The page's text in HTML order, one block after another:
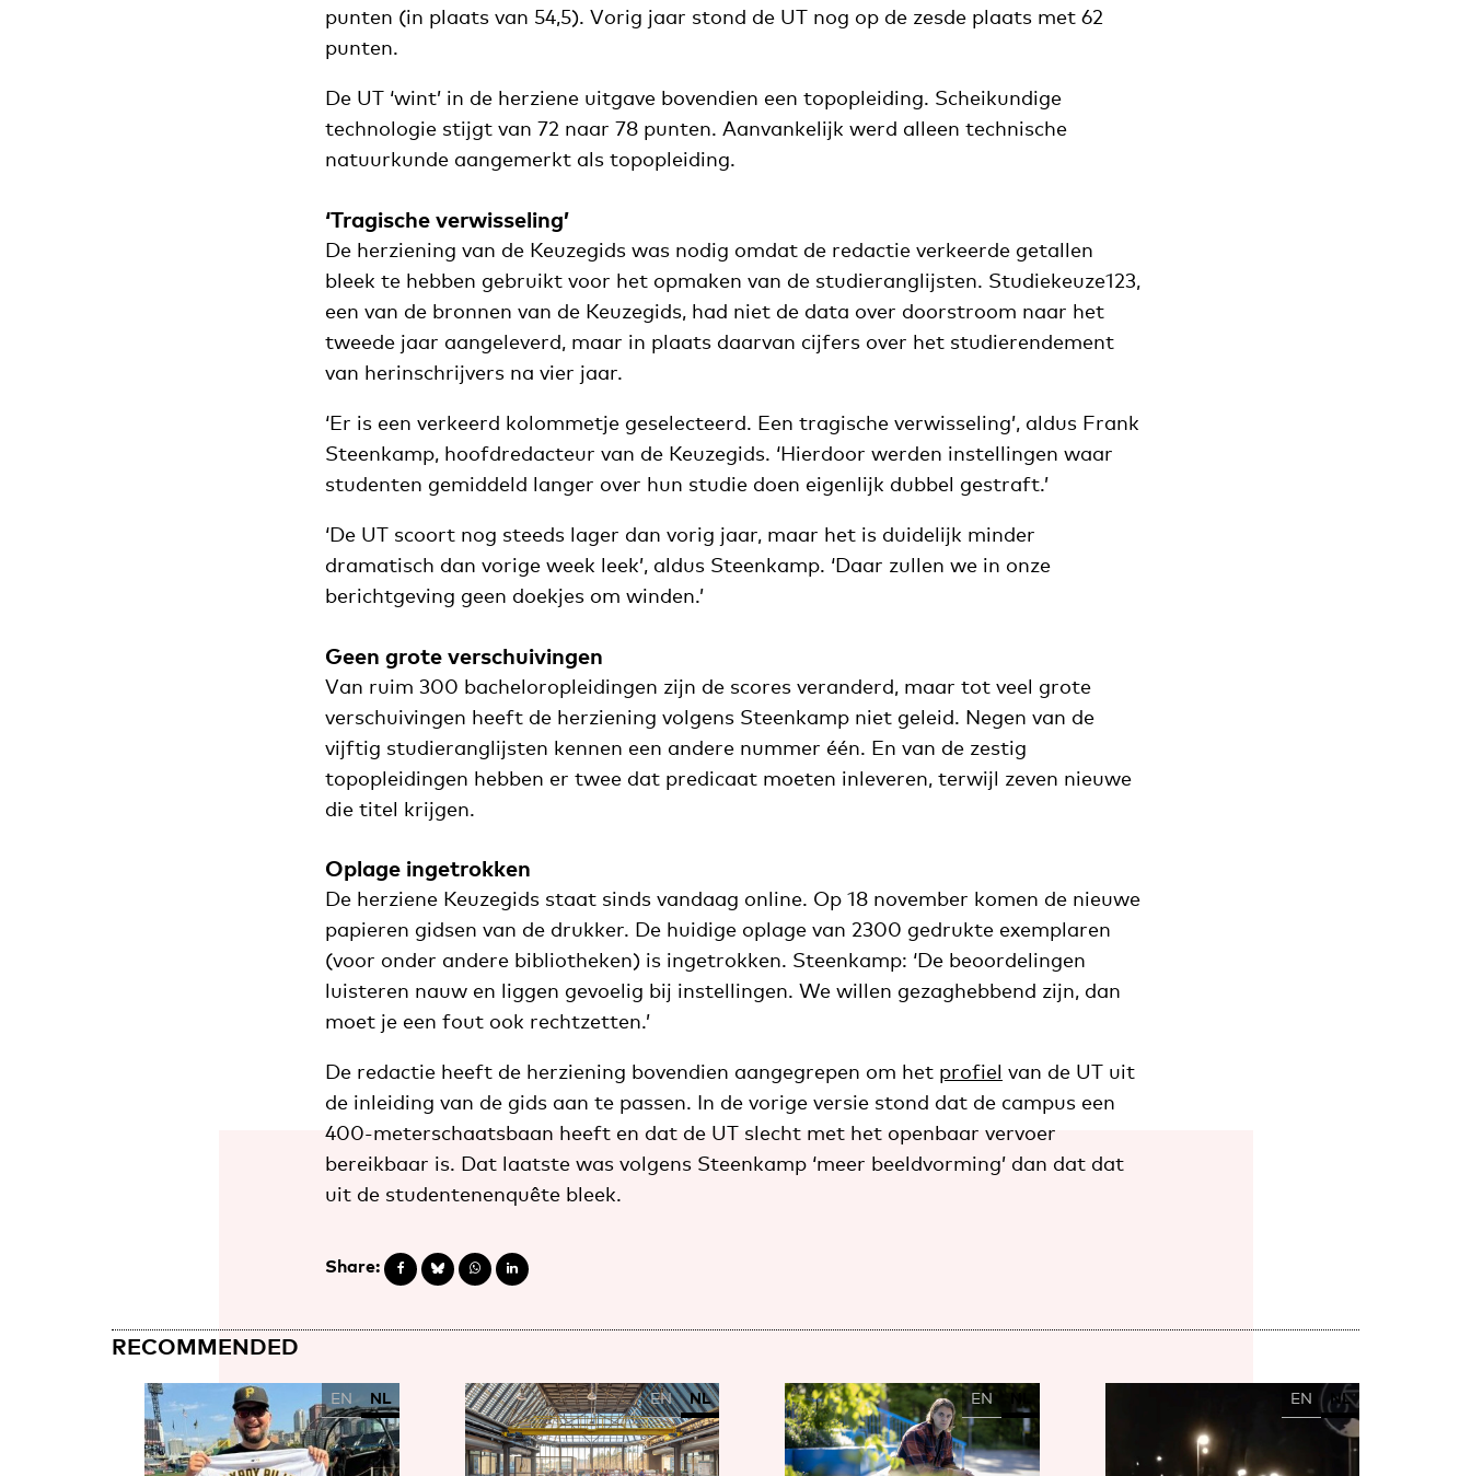
punten (in plaats van 54,5). Vorig jaar stond de UT nog op de zesde plaats met 62
punten.
De UT ‘wint’ in de herziene uitgave bovendien een topopleiding. Scheikundige
technologie stijgt van 72 naar 78 punten. Aanvankelijk werd alleen technische
natuurkunde aangemerkt als topopleiding.
‘Tragische verwisseling’
De herziening van de Keuzegids was nodig omdat de redactie verkeerde getallen
bleek te hebben gebruikt voor het opmaken van de studieranglijsten. Studiekeuze123,
een van de bronnen van de Keuzegids, had niet de data over doorstroom naar het
tweede jaar aangeleverd, maar in plaats daarvan cijfers over het studierendement
van herinschrijvers na vier jaar.
‘Er is een verkeerd kolommetje geselecteerd. Een tragische verwisseling’, aldus Frank
Steenkamp, hoofdredacteur van de Keuzegids. ‘Hierdoor werden instellingen waar
studenten gemiddeld langer over hun studie doen eigenlijk dubbel gestraft.’
‘De UT scoort nog steeds lager dan vorig jaar, maar het is duidelijk minder
dramatisch dan vorige week leek’, aldus Steenkamp. ‘Daar zullen we in onze
berichtgeving geen doekjes om winden.’
Geen grote verschuivingen
Van ruim 300 bacheloropleidingen zijn de scores veranderd, maar tot veel grote
verschuivingen heeft de herziening volgens Steenkamp niet geleid. Negen van de
vijftig studieranglijsten kennen een andere nummer één. En van de zestig
topopleidingen hebben er twee dat predicaat moeten inleveren, terwijl zeven nieuwe
die titel krijgen.
Oplage ingetrokken
De herziene Keuzegids staat sinds vandaag online. Op 18 november komen de nieuwe
papieren gidsen van de drukker. De huidige oplage van 2300 gedrukte exemplaren
(voor onder andere bibliotheken) is ingetrokken. Steenkamp: ‘De beoordelingen
luisteren nauw en liggen gevoelig bij instellingen. We willen gezaghebbend zijn, dan
moet je een fout ook rechtzetten.’
De redactie heeft de herziening bovendien aangegrepen om het profiel van de UT uit
de inleiding van de gids aan te passen. In de vorige versie stond dat de campus een
400-meterschaatsbaan heeft en dat de UT slecht met het openbaar vervoer
bereikbaar is. Dat laatste was volgens Steenkamp ‘meer beeldvorming’ dan dat dat
uit de studentenenquête bleek.
Share:
RECOMMENDED
EN NL EN NL EN NL EN NL